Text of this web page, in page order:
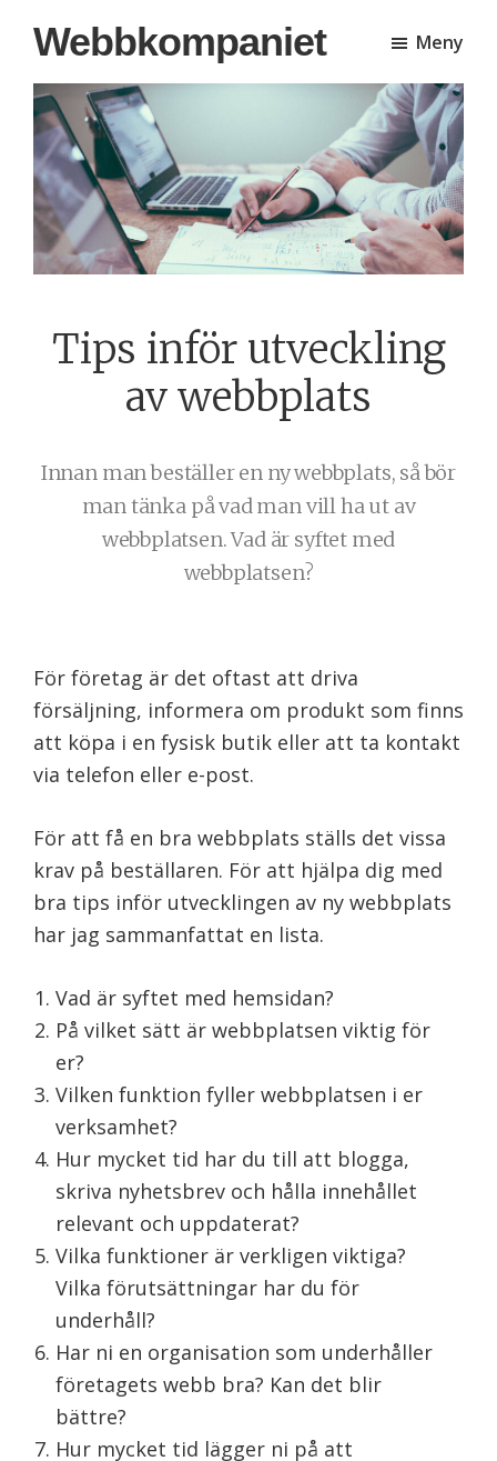
huvudinnehåll
sidfot
Webbkompaniet Meny
Tips inför utveckling
av webbplats
Innan man beställer en ny webbplats, så bör
man tänka på vad man vill ha ut av
webbplatsen. Vad är syftet med
webbplatsen?
För företag är det oftast att driva
försäljning, informera om produkt som finns
att köpa i en fysisk butik eller att ta kontakt
via telefon eller e-post.
För att få en bra webbplats ställs det vissa
krav på beställaren. För att hjälpa dig med
bra tips inför utvecklingen av ny webbplats
har jag sammanfattat en lista.
Vad är syftet med hemsidan?
På vilket sätt är webbplatsen viktig för
er?
Vilken funktion fyller webbplatsen i er
verksamhet?
Hur mycket tid har du till att blogga,
skriva nyhetsbrev och hålla innehållet
relevant och uppdaterat?
Vilka funktioner är verkligen viktiga?
Vilka förutsättningar har du för
underhåll?
Har ni en organisation som underhåller
företagets webb bra? Kan det blir
bättre?
Hur mycket tid lägger ni på att